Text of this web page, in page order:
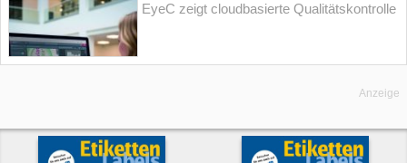
EyeC zeigt cloudbasierte Qualitätskontrolle
Anzeige